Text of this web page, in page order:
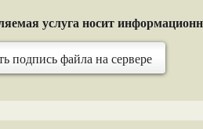
услуга носит
подпись файла на сервере